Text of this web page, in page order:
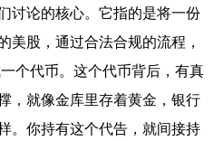
讨论的核心。它指的是将一份
美股，通过合法合规的流程，
个代币。这个代币背后，有真
，就像金库里存着黄金，银行
。你持有这个代告，就间接持